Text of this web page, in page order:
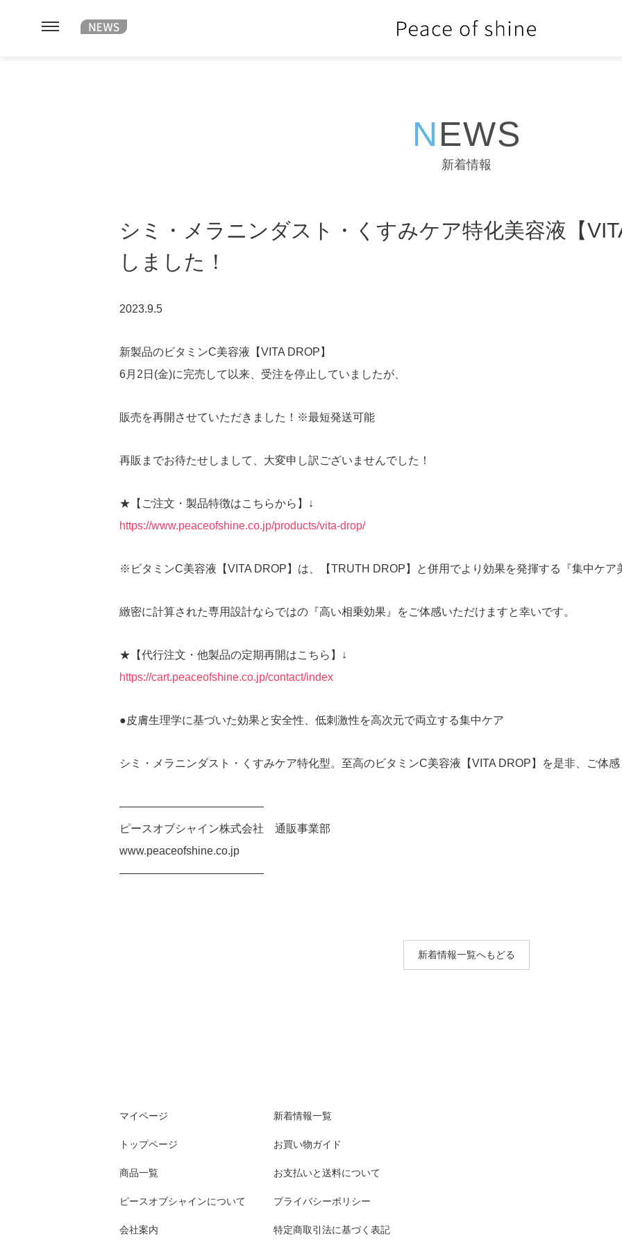
NEWS
新着情報
シミ・メラニンダスト・くすみケア特化美容液【
しました！
2023.9.5
新製品のビタミンC美容液【VITA DROP】
6月2日(金)に完売して以来、受注を停止していましたが、
販売を再開させていただきました！※最短発送可能
再販までお待たせしまして、大変申し訳ございませんでした！
★【ご注文・製品特徴はこちらから】↓
https://www.peaceofshine.co.jp/products/vita-drop/
※ビタミンC美容液【VITA DROP】は、【TRUTH DROP】と併用でより効果を発揮する『集中ケア
緻密に計算された専用設計ならではの『高い相乗効果』をご体感いただけますと幸いです。
★【代行注文・他製品の定期再開はこちら】↓
https://cart.peaceofshine.co.jp/contact/index
●皮膚生理学に基づいた効果と安全性、低刺激性を高次元で両立する集中ケア
シミ・メラニンダスト・くすみケア特化型。至高のビタミンC美容液【VITA DROP】を是非、ご体感
—————————————
ピースオブシャイン株式会社 通販事業部
www.peaceofshine.co.jp
—————————————
新着情報一覧へもどる
マイページ
トップページ
商品一覧
ピースオブシャインについて
会社案内
新着情報一覧
お買い物ガイド
お支払いと送料について
プライバシーポリシー
特定商取引法に基づく表記